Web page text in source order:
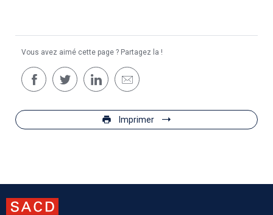
Vous avez aimé cette page ? Partagez la !
Imprimer